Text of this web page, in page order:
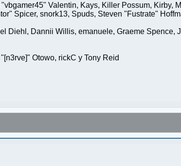
Valentin, Kays, Killer Possum, Kirby,
Spicer, snork13, Spuds, Steven "Fustrate"
Diehl, Dannii Willis, emanuele, Graeme Spence,
Otowo, rickC y Tony Reid